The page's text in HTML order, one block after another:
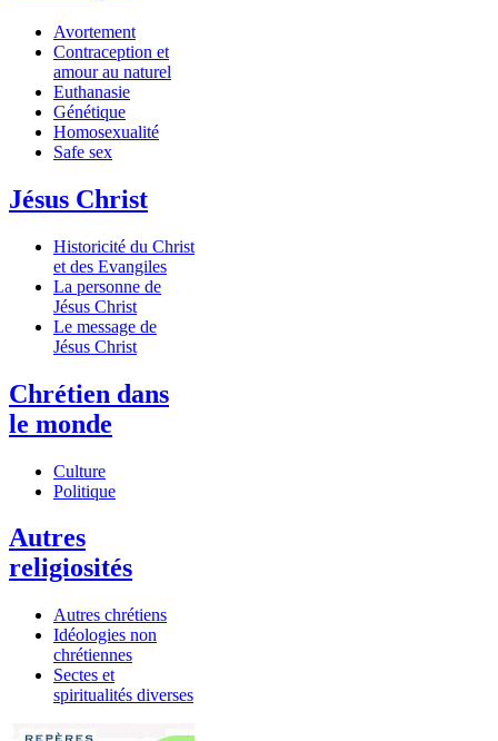
Avortement
Contraception et
amour au naturel
Euthanasie
Génétique
Homosexualité
Safe sex
Jésus Christ
Historicité du Christ
et des Evangiles
La personne de
Jésus Christ
Le message de
Jésus Christ
Chrétien dans
le monde
Culture
Politique
Autres
religiosités
Autres chrétiens
Idéologies non
chrétiennes
Sectes et
spiritualités diverses